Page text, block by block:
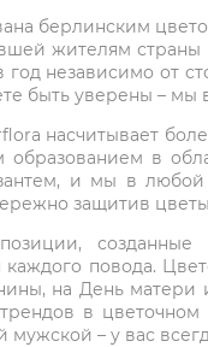
берлинским
жителям страны
независимо от
быть уверены –
насчитывает
в
и мы в
защитив
повода.
на День
в
мужской – у вас